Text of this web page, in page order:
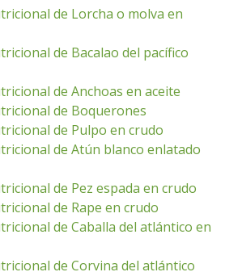
de Lorcha o molva en
de Bacalao del pacífico
de Anchoas en aceite
de Boquerones
de Pulpo en crudo
de Atún blanco enlatado
de Pez espada en crudo
de Rape en crudo
de Caballa del atlántico en
de Corvina del atlántico